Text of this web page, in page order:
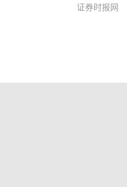
证券时报网